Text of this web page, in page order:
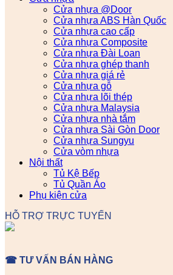
Cửa nhựa @Door
Cửa nhựa ABS Hàn Quốc
Cửa nhựa cao cấp
Cửa nhựa Composite
Cửa nhựa Đài Loan
Cửa nhựa ghép thanh
Cửa nhựa giá rẻ
Cửa nhựa gỗ
Cửa nhựa lõi thép
Cửa nhựa Malaysia
Cửa nhựa nhà tắm
Cửa nhựa Sài Gòn Door
Cửa nhựa Sungyu
Cửa vòm nhựa
Nội thất
Tủ Kệ Bếp
Tủ Quần Áo
Phụ kiện cửa
HỖ TRỢ TRỰC TUYẾN
☎ TƯ VẤN BÁN HÀNG